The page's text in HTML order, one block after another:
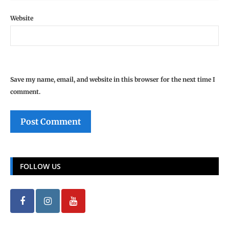
Website
Save my name, email, and website in this browser for the next time I
comment.
FOLLOW US